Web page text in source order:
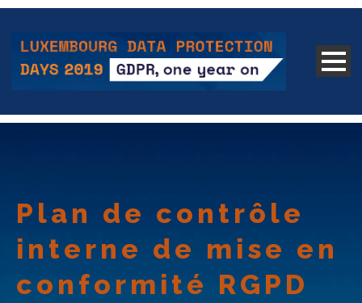
Plan de contrôle
interne de mise en
conformité RGPD